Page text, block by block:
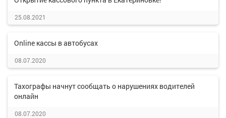
25.08.2021
Online кассы в автобусах
08.07.2020
Тахографы начнут сообщать о нарушениях водителей
онлайн
08.07.2020